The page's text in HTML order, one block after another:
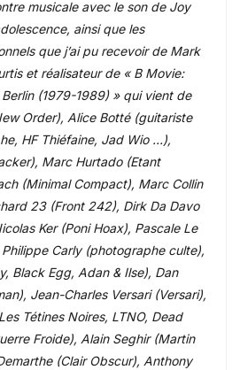
musicale avec le son de Joy
ainsi que les
que j’ai pu recevoir de Mark
et réalisateur de « B Movie:
(1979-1989) » qui vient de
Order), Alice Botté (guitariste
HF Thiéfaine, Jad Wio …),
Marc Hurtado (Etant
(Minimal Compact), Marc Collin
23 (Front 242), Dirk Da Davo
Ker (Poni Hoax), Pascale Le
Carly (photographe culte),
Black Egg, Adan & Ilse), Dan
Jean-Charles Versari (Versari),
Tétines Noires, LTNO, Dead
Froide), Alain Seghir (Martin
(Clair Obscur), Anthony